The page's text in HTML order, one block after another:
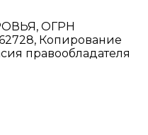
ОГРН
Копирование
правообладателя